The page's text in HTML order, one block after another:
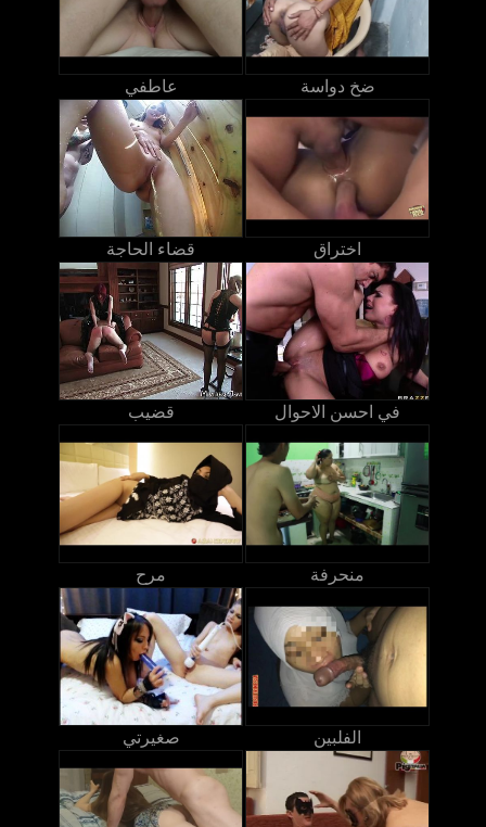
عاطفي ضخ دواسة
قضاء الحاجة اختراق
قضيب في احسن الاحوال
مرح منحرفة
صغيرتي الفلبين